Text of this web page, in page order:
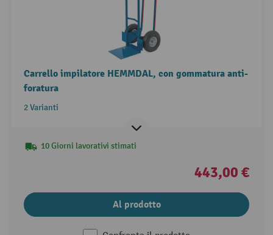
Carrello impilatore HEMMDAL, con gommatura anti-
foratura
2 Varianti
10 Giorni lavorativi stimati
443,00 €
Al prodotto